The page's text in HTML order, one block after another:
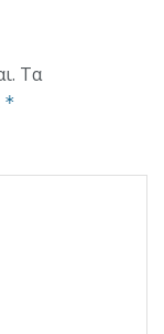
Τα
*